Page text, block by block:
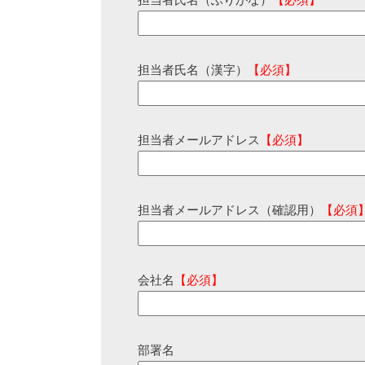
担当者氏名（漢字） 【必須】
担当者メールアドレス 【必須】
担当者メールアドレス（確認用） 【必須
会社名 【必須】
部署名